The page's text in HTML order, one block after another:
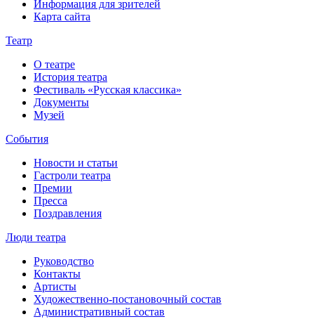
Информация для зрителей
Карта сайта
Театр
О театре
История театра
Фестиваль «Русская классика»
Документы
Музей
События
Новости и статьи
Гастроли театра
Премии
Пресса
Поздравления
Люди театра
Руководство
Контакты
Артисты
Художественно-постановочный состав
Административный состав